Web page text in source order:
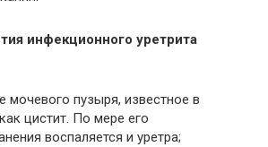
инфекционного уретрита
мочевого пузыря, известное в
цистит. По мере его
воспаляется и уретра;